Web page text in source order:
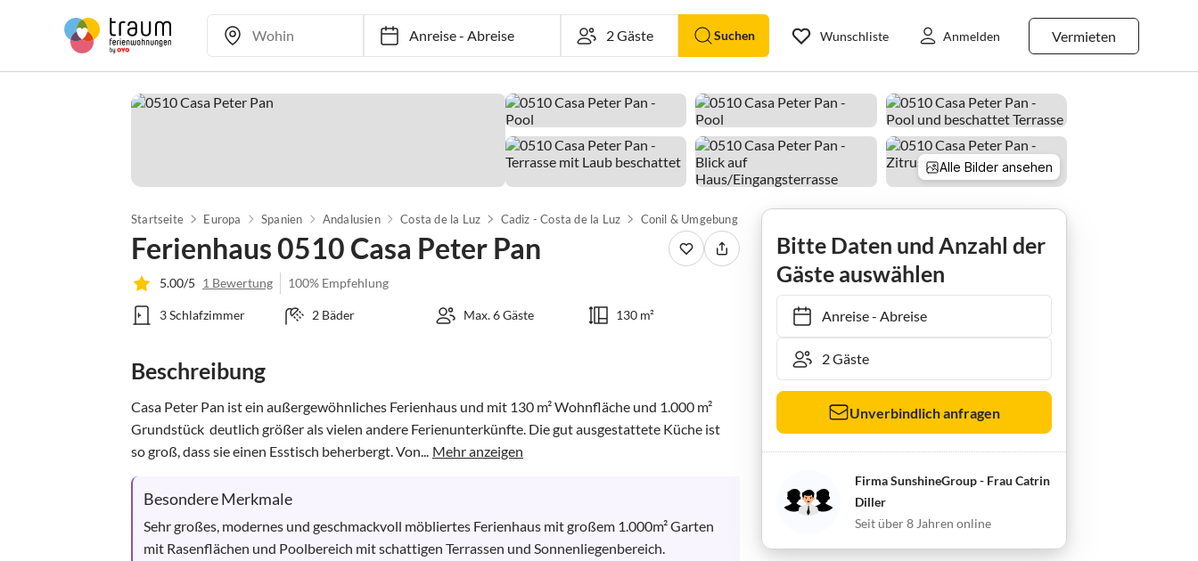
Anreise-Abreise Suchen Vermieten
Wunschliste Anmelden
Alle Bilder ansehen
Startseite Europa Spanien Andalusien Costa de la Luz Cadiz - Costa de la Luz Conil & Umgebung Chiclana de la Frontera Ferienhaus 0510 Casa Peter Pan
Ferienhaus 0510 Casa Peter Pan
5.00/5 1 Bewertung 100% Empfehlung
3 Schlafzimmer 2 Bäder Max. 6 Gäste 130 m²
Beschreibung
Casa Peter Pan ist ein außergewöhnliches Ferienhaus und mit 130 m² Wohnfläche und 1.000 m²
Grundstück  deutlich größer als vielen andere Ferienunterkünfte. Die gut ausgestattete Küche ist
so groß, dass sie einen Esstisch beherbergt. Von... Mehr anzeigen
Besondere Merkmale
Sehr großes, modernes und geschmackvoll möbliertes Ferienhaus mit großem 1.000m² Garten
mit Rasenflächen und Poolbereich mit schattigen Terrassen und Sonnenliegenbereich.
Bitte Daten und Anzahl der
Gäste auswählen
Anreise- Abreise
Unverbindlich anfragen
Firma SunshineGroup - Frau Catrin
Diller
Seit über 8 Jahren online